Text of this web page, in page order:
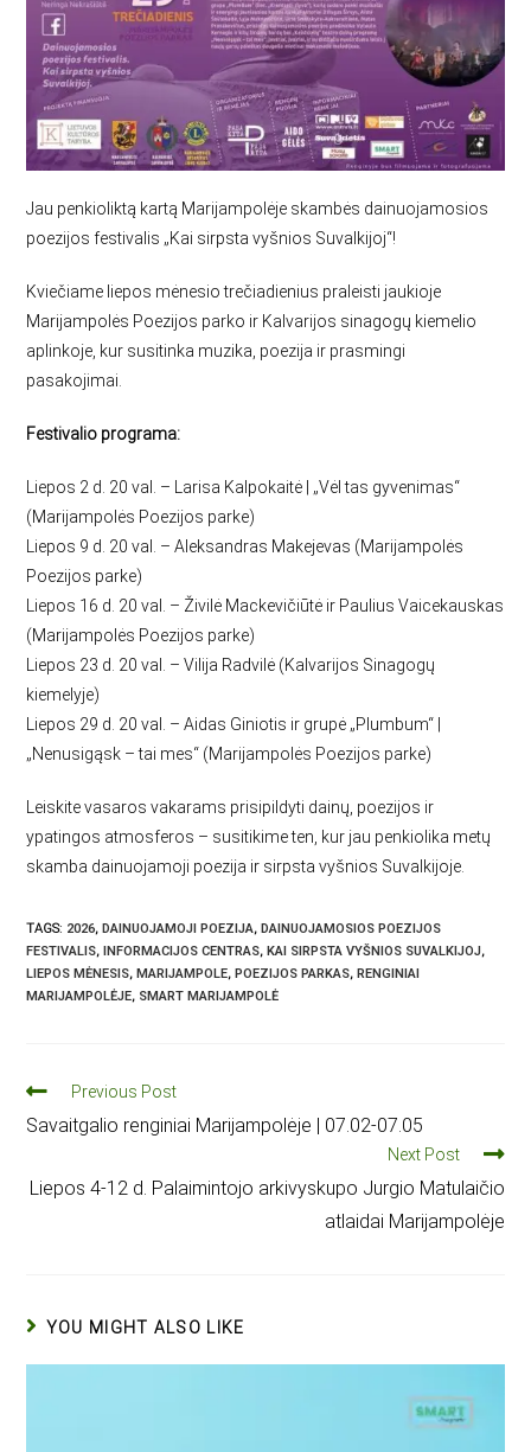
Jau penkioliktą kartą Marijampolėje skambės dainuojamosios
poezijos festivalis „Kai sirpsta vyšnios Suvalkijoj“!
Kviečiame liepos mėnesio trečiadienius praleisti jaukioje
Marijampolės Poezijos parko ir Kalvarijos sinagogų kiemelio
aplinkoje, kur susitinka muzika, poezija ir prasmingi
pasakojimai.
Festivalio programa:
Liepos 2 d. 20 val. – Larisa Kalpokaitė | „Vėl tas gyvenimas“
(Marijampolės Poezijos parke)
Liepos 9 d. 20 val. – Aleksandras Makejevas (Marijampolės
Poezijos parke)
Liepos 16 d. 20 val. – Živilė Mackevičiūtė ir Paulius Vaicekauskas
(Marijampolės Poezijos parke)
Liepos 23 d. 20 val. – Vilija Radvilė (Kalvarijos Sinagogų
kiemelyje)
Liepos 29 d. 20 val. – Aidas Giniotis ir grupė „Plumbum“ |
„Nenusigąsk – tai mes“ (Marijampolės Poezijos parke)
Leiskite vasaros vakarams prisipildyti dainų, poezijos ir
ypatingos atmosferos – susitikime ten, kur jau penkiolika metų
skamba dainuojamoji poezija ir sirpsta vyšnios Suvalkijoje.
TAGS: 2026, DAINUOJAMOJI POEZIJA, DAINUOJAMOSIOS POEZIJOS
FESTIVALIS, INFORMACIJOS CENTRAS, KAI SIRPSTA VYŠNIOS SUVALKIJOJ,
LIEPOS MĖNESIS, MARIJAMPOLE, POEZIJOS PARKAS, RENGINIAI
MARIJAMPOLĖJE, SMART MARIJAMPOLĖ
Previous Post
Savaitgalio renginiai Marijampolėje | 07.02-07.05
Next Post
Liepos 4-12 d. Palaimintojo arkivyskupo Jurgio Matulaičio
atlaidai Marijampolėje
YOU MIGHT ALSO LIKE